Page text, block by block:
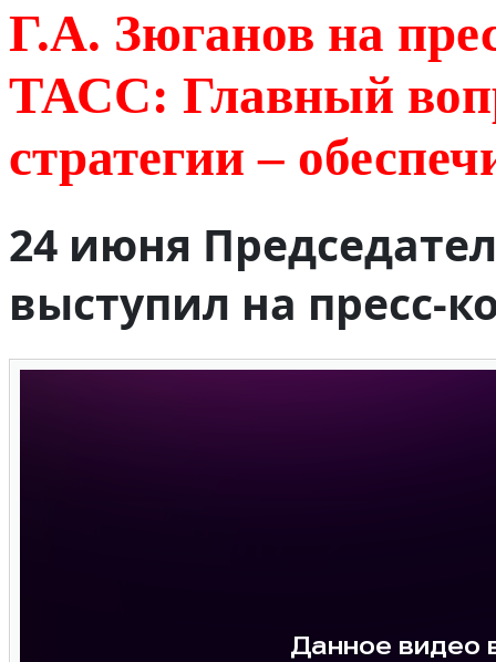
Г.А. Зюганов на
ТАСС: Главный
стратегии –
24 июня
выступил на пресс-